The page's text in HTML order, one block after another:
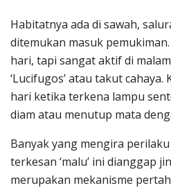
Habitatnya ada di sawah,
ditemukan masuk
hari, tapi sangat aktif di
‘Lucifugos’ atau takut cahaya.
hari ketika terkena lampu
diam atau menutup mata
Banyak yang mengira
terkesan ‘malu’ ini dianggap
merupakan mekanisme